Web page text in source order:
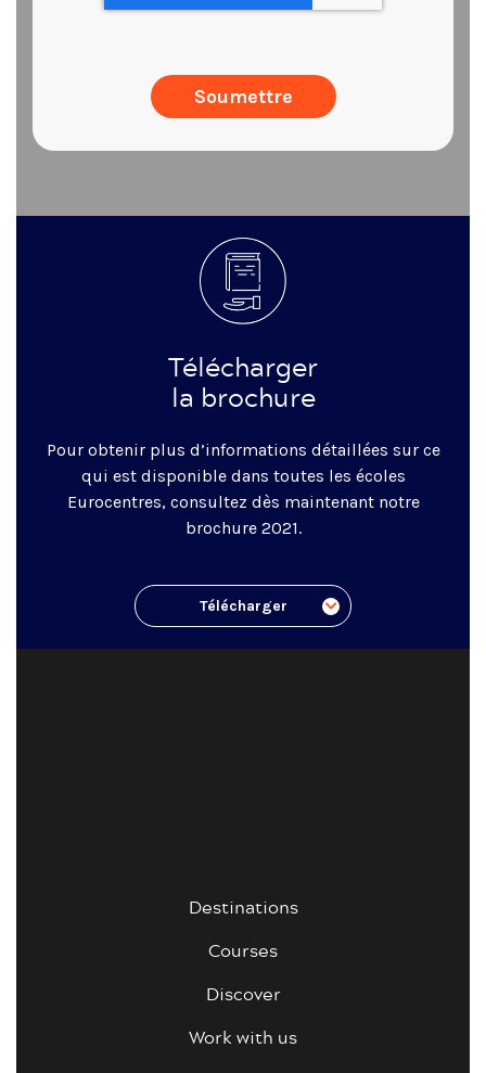
Télécharger
la brochure
Pour obtenir plus d’informations détaillées sur ce
qui est disponible dans toutes les écoles
Eurocentres, consultez dès maintenant notre
brochure 2021.
Télécharger
Destinations
Courses
Discover
Work with us